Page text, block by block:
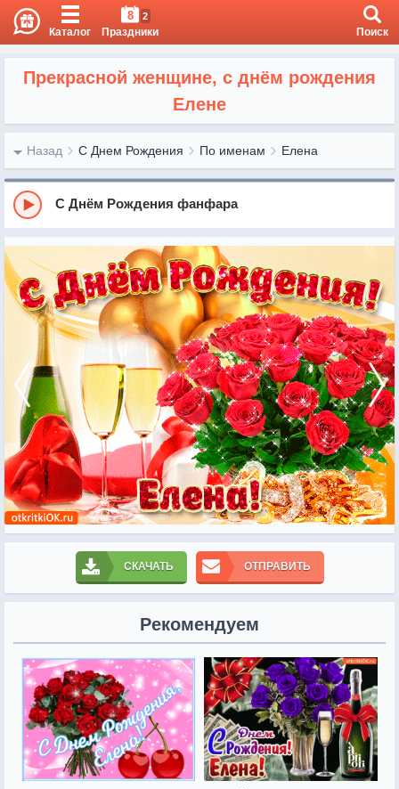
Каталог
8 2
Праздники Поиск
Прекрасной женщине, с днём рождения
Елене
Назад С Днем Рождения По именам Елена
С Днём Рождения фанфара
СКАЧАТЬ ОТПРАВИТЬ
Рекомендуем